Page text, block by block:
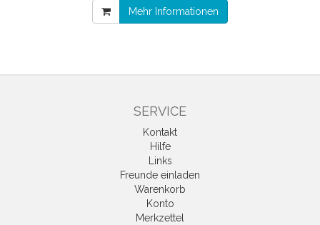
Mehr Informationen
SERVICE
Kontakt
Hilfe
Links
Freunde einladen
Warenkorb
Konto
Merkzettel